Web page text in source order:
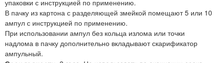
упаковки с инструкцией по применению.
В пачку из картона с разделяющей змейкой помещают 5 или 10
ампул с инструкцией по применению.
При использовании ампул без кольца излома или точки
надлома в пачку дополнительно вкладывают скарификатор
ампульный.